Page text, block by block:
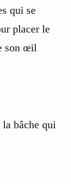
qui se
placer le
son œil
bâche qui